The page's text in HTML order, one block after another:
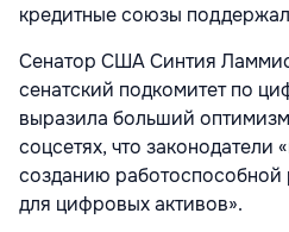
кредитные союзы
Сенатор США Синтия
сенатский подкомитет по
выразила больший
соцсетях, что законодатели
созданию работоспособной
для цифровых активов».